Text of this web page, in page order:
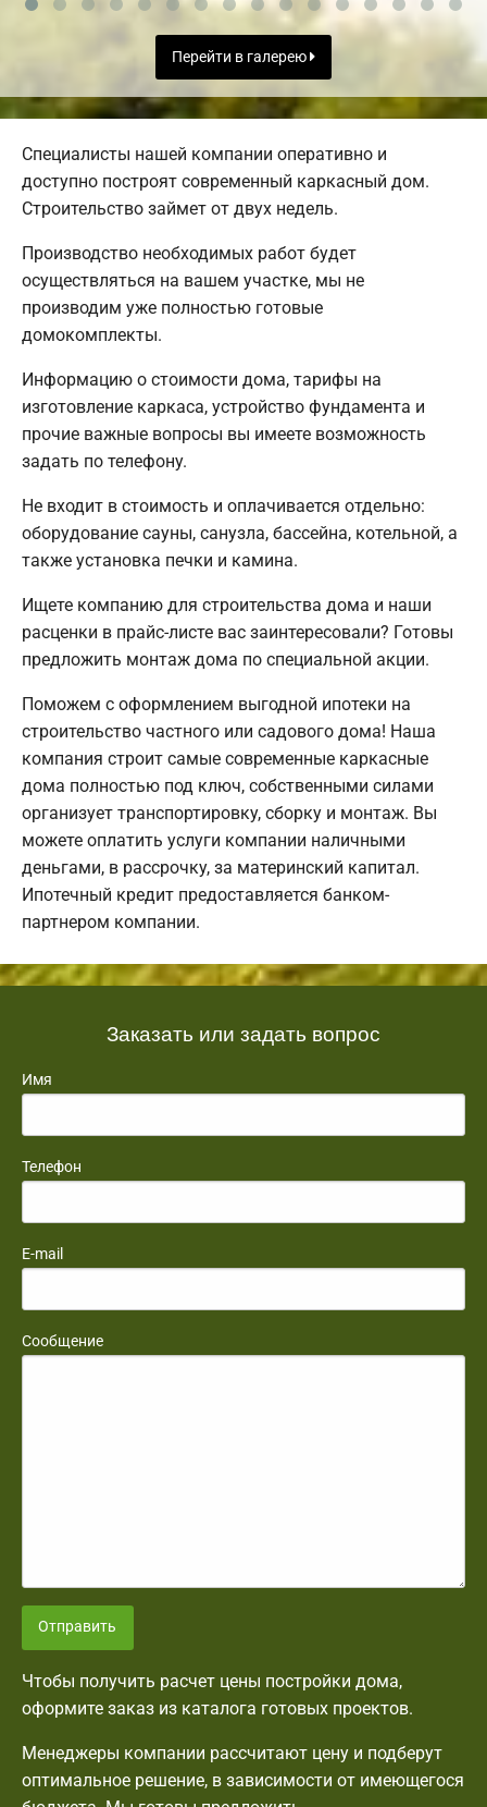
Перейти в галерею
Специалисты нашей компании оперативно и
доступно построят современный каркасный дом.
Строительство займет от двух недель.
Производство необходимых работ будет
осуществляться на вашем участке, мы не
производим уже полностью готовые
домокомплекты.
Информацию о стоимости дома, тарифы на
изготовление каркаса, устройство фундамента и
прочие важные вопросы вы имеете возможность
задать по телефону.
Не входит в стоимость и оплачивается отдельно:
оборудование сауны, санузла, бассейна, котельной, а
также установка печки и камина.
Ищете компанию для строительства дома и наши
расценки в прайс-листе вас заинтересовали? Готовы
предложить монтаж дома по специальной акции.
Поможем с оформлением выгодной ипотеки на
строительство частного или садового дома! Наша
компания строит самые современные каркасные
дома полностью под ключ, собственными силами
организует транспортировку, сборку и монтаж. Вы
можете оплатить услуги компании наличными
деньгами, в рассрочку, за материнский капитал.
Ипотечный кредит предоставляется банком-
партнером компании.
Заказать или задать вопрос
Имя
Телефон
E-mail
Сообщение
Отправить
Чтобы получить расчет цены постройки дома,
оформите заказ из каталога готовых проектов.
Менеджеры компании рассчитают цену и подберут
оптимальное решение, в зависимости от имеющегося